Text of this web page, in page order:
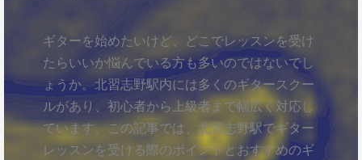
ギターを始めたいけど、どこでレッスンを受け
たらいいか悩んでいる方も多いのではないでし
ょうか。北習志野駅内には多くのギタースクー
ルがあり、初心者から上級者まで幅広く対応し
ています。この記事では、北習志野駅でギター
レッスンを受ける際のポイントとおすすめのギ